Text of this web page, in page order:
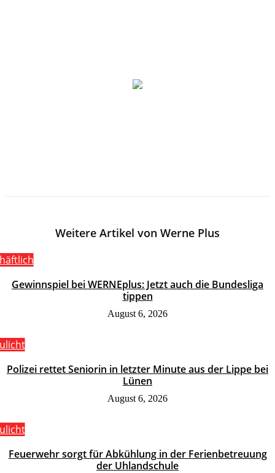
Weitere Artikel von Werne Plus
Gewinnspiel bei WERNEplus: Jetzt auch die Bundesliga
tippen
August 6, 2026
Polizei rettet Seniorin in letzter Minute aus der Lippe bei
Lünen
August 6, 2026
Feuerwehr sorgt für Abkühlung in der Ferienbetreuung
der Uhlandschule